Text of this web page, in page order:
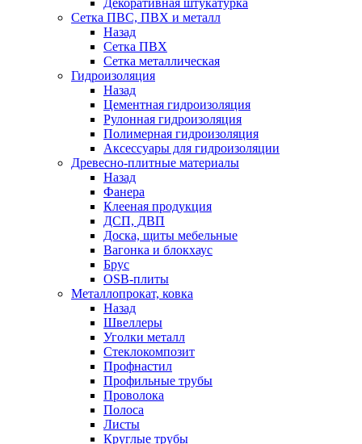
Декоративная штукатурка
Сетка ПВС, ПВХ и металл
Назад
Сетка ПВХ
Сетка металлическая
Гидроизоляция
Назад
Цементная гидроизоляция
Рулонная гидроизоляция
Полимерная гидроизоляция
Аксессуары для гидроизоляции
Древесно-плитные материалы
Назад
Фанера
Клееная продукция
ДСП, ДВП
Доска, щиты мебельные
Вагонка и блокхаус
Брус
OSB-плиты
Металлопрокат, ковка
Назад
Швеллеры
Уголки металл
Стеклокомпозит
Профнастил
Профильные трубы
Проволока
Полоса
Листы
Круглые трубы